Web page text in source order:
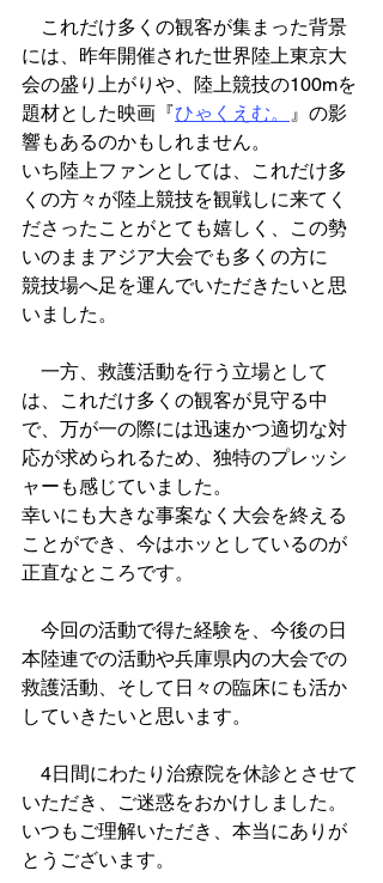
これだけ多くの観客が集まった背景
には、昨年開催された世界陸上東京大
会の盛り上がりや、陸上競技の100mを
題材とした映画『ひゃくえむ。
』の影
響もあるのかもしれません。
いち陸上ファンとしては、これだけ多
くの方々が陸上競技を観戦しに来てく
ださったことがとても嬉しく、この勢
いのままアジア大会でも多くの方に
競技場へ足を運んでいただきたいと思
いました。
一方、救護活動を行う立場として
は、これだけ多くの観客が見守る中
で、万が一の際には迅速かつ適切な対
応が求められるため、独特のプレッシ
ャーも感じていました。
幸いにも大きな事案なく大会を終える
ことができ、今はホッとしているのが
正直なところです。
今回の活動で得た経験を、今後の日
本陸連での活動や兵庫県内の大会での
救護活動、そして日々の臨床にも活か
していきたいと思います。
4日間にわたり治療院を休診とさせて
いただき、ご迷惑をおかけしました。
いつもご理解いただき、本当にありが
とうございます。